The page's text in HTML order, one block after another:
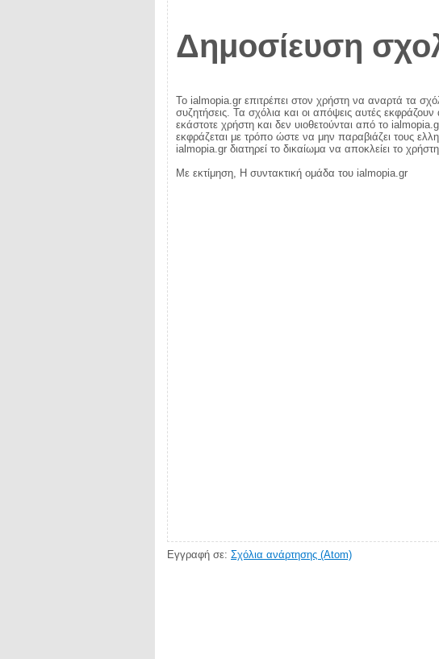
Δημοσίευση
Το ialmopia.gr επιτρέπει στον χρήστη να αναρτά τα
συζητήσεις. Τα σχόλια και οι απόψεις αυτές εκφράζουν
εκάστοτε χρήστη και δεν υιοθετούνται από το
εκφράζεται με τρόπο ώστε να μην παραβιάζει τους
ialmopia.gr διατηρεί το δικαίωμα να αποκλείει το
Με εκτίμηση, Η συντακτική ομάδα του ialmopia.gr
Εγγραφή σε: Σχόλια ανάρτησης (Atom)